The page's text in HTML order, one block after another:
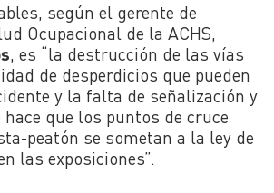
según el gerente de
Ocupacional de la ACHS,
, es “la destrucción de las vías
de desperdicios que pueden
y la falta de señalización y
que los puntos de cruce
peatón se sometan a la ley de
las exposiciones”.